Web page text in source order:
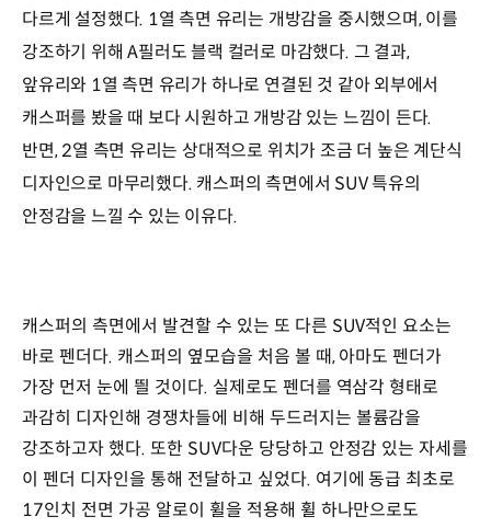
다르게 설정했다. 1열 측면 유리는 개방감을 중시했으며, 이를
강조하기 위해 A필러도 블랙 컬러로 마감했다. 그 결과,
앞유리와 1열 측면 유리가 하나로 연결된 것 같아 외부에서
캐스퍼를 봤을 때 보다 시원하고 개방감 있는 느낌이 든다.
반면, 2열 측면 유리는 상대적으로 위치가 조금 더 높은 계단식
디자인으로 마무리했다. 캐스퍼의 측면에서 SUV 특유의
안정감을 느낄 수 있는 이유다.
캐스퍼의 측면에서 발견할 수 있는 또 다른 SUV적인 요소는
바로 펜더다. 캐스퍼의 옆모습을 처음 볼 때, 아마도 펜더가
가장 먼저 눈에 띌 것이다. 실제로도 펜더를 역삼각 형태로
과감히 디자인해 경쟁차들에 비해 두드러지는 볼륨감을
강조하고자 했다. 또한 SUV다운 당당하고 안정감 있는 자세를
이 펜더 디자인을 통해 전달하고 싶었다. 여기에 동급 최초로
17인치 전면 가공 알로이 휠을 적용해 휠 하나만으로도